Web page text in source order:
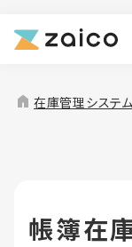
機能
解決できる課題
導入事例
home 在庫管理システ
帳簿在